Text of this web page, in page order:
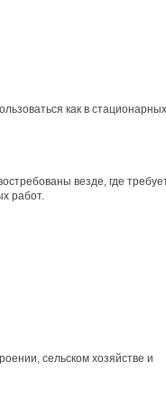
как в
везде, где
работ.
сельском хозяйстве и